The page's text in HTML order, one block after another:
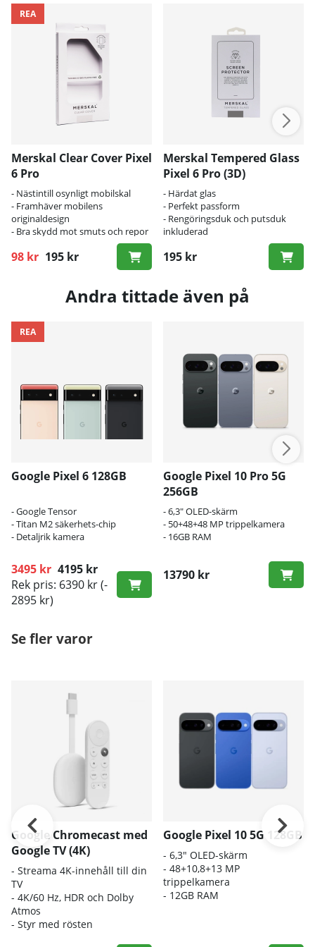
REA
Merskal Clear Cover Pixel
6 Pro
- Nästintill osynligt mobilskal
- Framhäver mobilens
originaldesign
- Bra skydd mot smuts och repor
98 kr 195 kr
Ordinarie pris:
Merskal Tempered Glass
Pixel 6 Pro (3D)
- Härdat glas
- Perfekt passform
- Rengöringsduk och putsduk
inkluderad
195 kr
Andra tittade även på
REA
Google Pixel 6 128GB
- Google Tensor
- Titan M2 säkerhets-chip
- Detaljrik kamera
3495 kr 4195 kr
Rek pris: 6390 kr(-
2895 kr)
Ordinarie pris:
Google Pixel 10 Pro 5G
256GB
- 6,3" OLED-skärm
- 50+48+48 MP trippelkamera
- 16GB RAM
13790 kr
Se fler varor
Google Chromecast med
Google TV (4K)
- Streama 4K-innehåll till din
TV
- 4K/60 Hz, HDR och Dolby
Atmos
- Styr med rösten
Google Pixel 10 5G 128GB
- 6,3" OLED-skärm
- 48+10,8+13 MP
trippelkamera
- 12GB RAM